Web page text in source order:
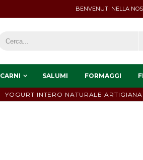
BENVENUTI NELLA
CARNI SALUMI FORMAGGI
YOGURT INTERO NATURALE